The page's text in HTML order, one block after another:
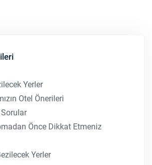
Yerler
Otel Önerileri
Önce Dikkat Etmeniz
Yerler